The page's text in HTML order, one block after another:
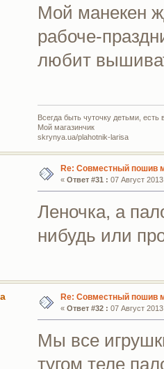
Мой манекен
рабоче-
любит
Всегда быть чуточку детьми,
Мой магазинчик
skrynya.ua/plahotnik-larisa
Re: Совместный пошив
« Ответ #31 : 07 Август
Леночка, а
нибудь или
Re: Совместный пошив
« Ответ #32 : 07 Август
Мы все
тугом теле